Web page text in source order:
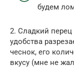
будем
2. Сладкий перец
удобства
чеснок, его
вкусу (мне не